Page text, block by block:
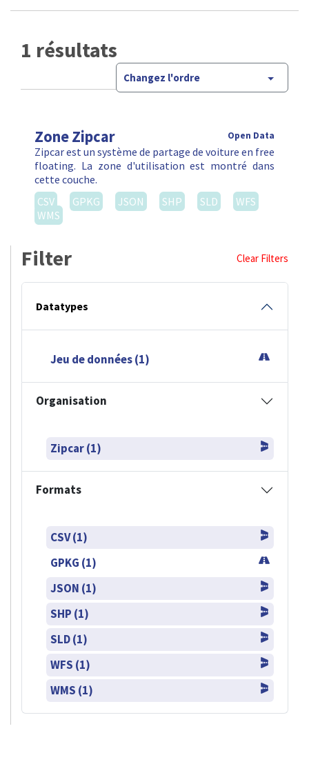
1 résultats
Changez l'ordre
Zone Zipcar Open Data
Zipcar est un système de partage de voiture en free
floating. La zone d'utilisation est montré dans
cette couche.
CSV
GPKG JSON SHP SLD
WFS
WMS
Filter Clear Filters
Datatypes
Jeu de données (1)
Organisation
Zipcar (1)
Formats
CSV (1)
GPKG (1)
JSON (1)
SHP (1)
SLD (1)
WFS (1)
WMS (1)